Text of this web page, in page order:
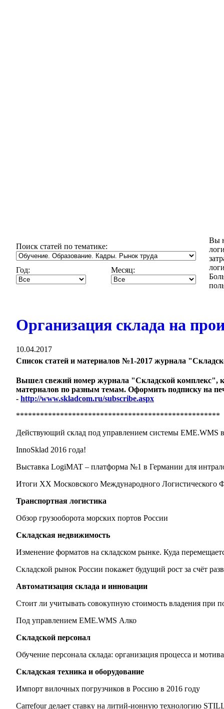
Поиск статей по тематике:
Год: Месяц:
Вы
Организация склада на
10.04.2017
Список статей и материалов №1-2017 журнала
Вышел свежий номер журнала "Складской комплекс",
материалов по разным темам. Оформить подписку на
- http://www.skladcom.ru/subscribe.aspx
***************************************************
Действующий склад под управлением системы EME.WMS
InnoSklad 2016 года!
Выставка LogiMAT – платформа №1 в Германии для
Итоги XX Московского Международного Логистического
Транспортная логистика
Обзор грузооборота морских портов России
Складская недвижимость
Изменение форматов на складском рынке. Куда
Складской рынок России покажет будущий рост за счёт
Автоматизация склада и инновации
Стоит ли учитывать совокупную стоимость владения при
Под управлением EME.WMS Алко
Складской персонал
Обучение персонала склада: организация процесса и
Складская техника и оборудование
Импорт вилочных погрузчиков в Россию в 2016 году
Carrefour делает ставку на литий-ионную технологию